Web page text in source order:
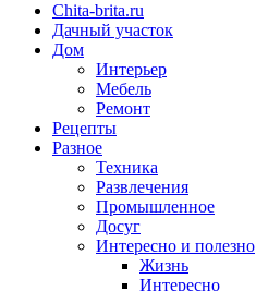
Chita-brita.ru
Дачный участок
Дом
Интерьер
Мебель
Ремонт
Рецепты
Разное
Техника
Развлечения
Промышленное
Досуг
Интересно и полезно
Жизнь
Интересно